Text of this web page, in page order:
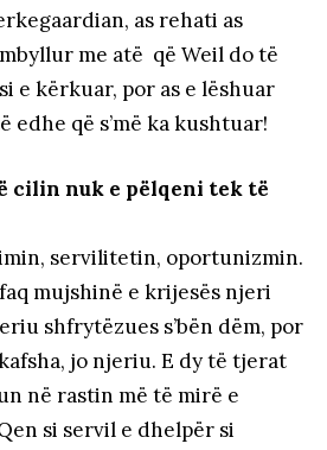
as rehati as
me atë që Weil do të
e kërkuar, por as e lëshuar
edhe që s’më ka kushtuar!
cilin nuk e pëlqeni tek të
servilitetin, oportunizmin.
mujshinë e krijesës njeri
shfrytëzues s’bën dëm, por
jo njeriu. E dy të tjerat
në rastin më të mirë e
si servil e dhelpër si